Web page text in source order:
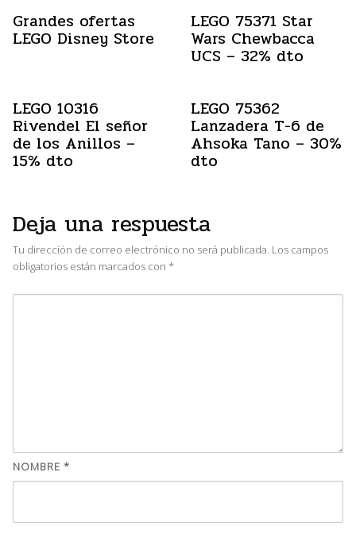
Grandes ofertas
LEGO Disney Store
LEGO 75371 Star
Wars Chewbacca
UCS – 32% dto
LEGO 10316
Rivendel El señor
de los Anillos –
15% dto
LEGO 75362
Lanzadera T-6 de
Ahsoka Tano – 30%
dto
Deja una respuesta
Tu dirección de correo electrónico no será publicada. Los campos
obligatorios están marcados con *
NOMBRE *